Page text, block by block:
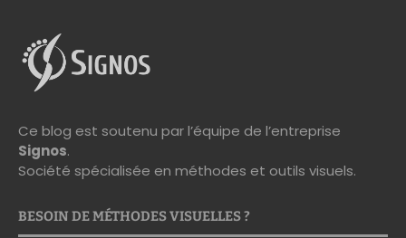
Ce blog est soutenu par l’équipe de l’entreprise
Signos.
Société spécialisée en méthodes et outils visuels.
BESOIN DE MÉTHODES VISUELLES ?